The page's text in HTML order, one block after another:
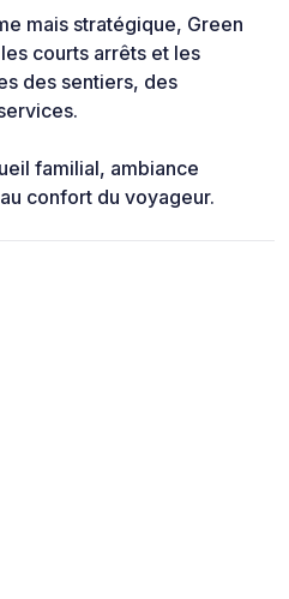
mais stratégique, Green
courts arrêts et les
des sentiers, des
familial, ambiance
confort du voyageur.